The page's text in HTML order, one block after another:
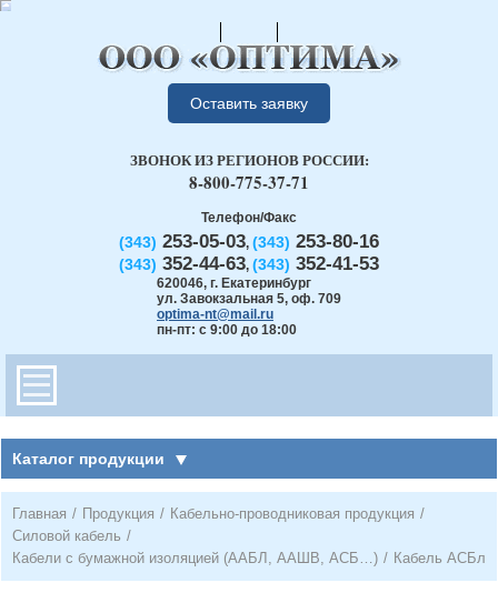
Оставить заявку
Телефон/Факс
(343) 253-05-03, (343) 253-80-16
(343) 352-44-63, (343) 352-41-53
620046, г. Екатеринбург
ул. Завокзальная 5, оф. 709
optima-nt@mail.ru
пн-пт: с 9:00 до 18:00
ЗВОНОК ИЗ РЕГИОНОВ РОССИИ:
8-800-775-37-71
Каталог продукции
Главная / Продукция / Кабельно-проводниковая продукция /
Силовой кабель /
Кабели с бумажной изоляцией (ААБЛ, ААШВ, АСБ…) / Кабель АСБл